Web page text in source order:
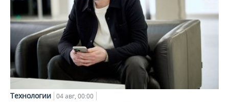
Технологии 04 авг, 00:00